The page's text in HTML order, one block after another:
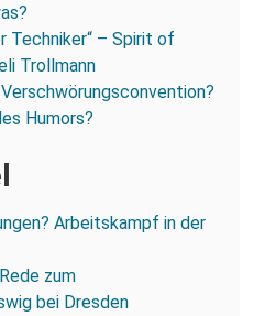
Techniker“ – Spirit of
Trollmann
Humors?
Arbeitskampf in der
zum
bei Dresden